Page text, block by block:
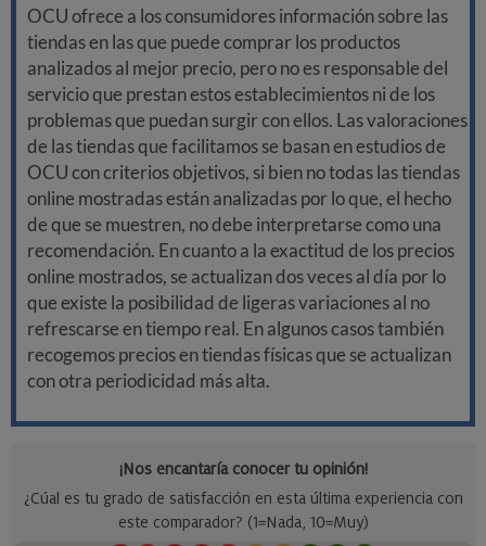
OCU ofrece a los consumidores información sobre las
tiendas en las que puede comprar los productos
analizados al mejor precio, pero no es responsable del
servicio que prestan estos establecimientos ni de los
problemas que puedan surgir con ellos. Las valoraciones
de las tiendas que facilitamos se basan en estudios de
OCU con criterios objetivos, si bien no todas las tiendas
online mostradas están analizadas por lo que, el hecho
de que se muestren, no debe interpretarse como una
recomendación. En cuanto a la exactitud de los precios
online mostrados, se actualizan dos veces al día por lo
que existe la posibilidad de ligeras variaciones al no
refrescarse en tiempo real. En algunos casos también
recogemos precios en tiendas físicas que se actualizan
con otra periodicidad más alta.